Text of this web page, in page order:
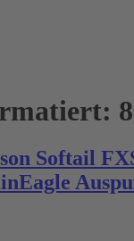
Softail